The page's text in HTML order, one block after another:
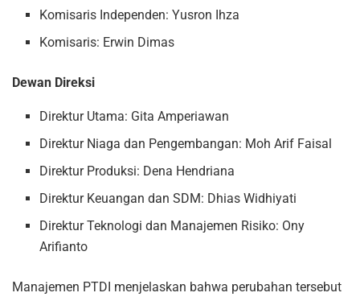
Komisaris Independen: Yusron Ihza
Komisaris: Erwin Dimas
Dewan Direksi
Direktur Utama: Gita Amperiawan
Direktur Niaga dan Pengembangan: Moh Arif Faisal
Direktur Produksi: Dena Hendriana
Direktur Keuangan dan SDM: Dhias Widhiyati
Direktur Teknologi dan Manajemen Risiko: Ony
Arifianto
Manajemen PTDI menjelaskan bahwa perubahan tersebut